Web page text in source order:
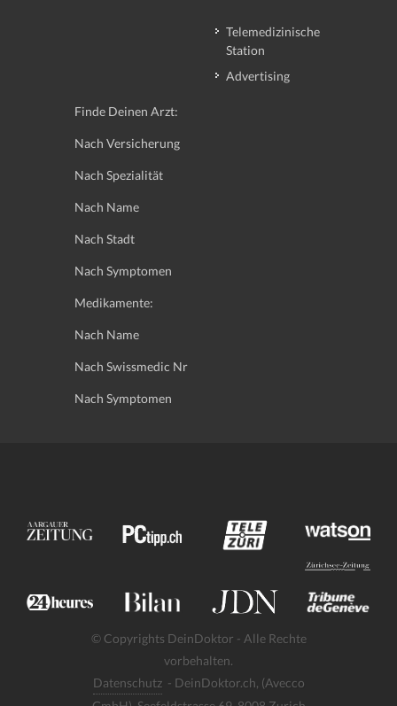
Telemedizinische
Station
Advertising
Finde Deinen Arzt:
Nach Versicherung
Nach Spezialität
Nach Name
Nach Stadt
Nach Symptomen
Medikamente:
Nach Name
Nach Swissmedic Nr
Nach Symptomen
© Copyrights DeinDoktor - Alle Rechte
vorbehalten.
Datenschutz - DeinDoktor.ch, (Avecco